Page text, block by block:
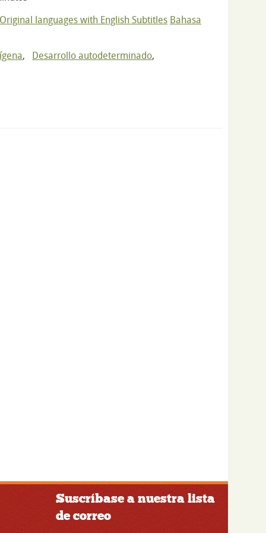
languages with English Subtitles Bahasa
, Desarrollo autodeterminado,
Suscríbase a nuestra lista
de correo